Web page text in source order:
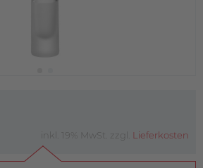
inkl. 19% MwSt. zzgl. Lieferkosten